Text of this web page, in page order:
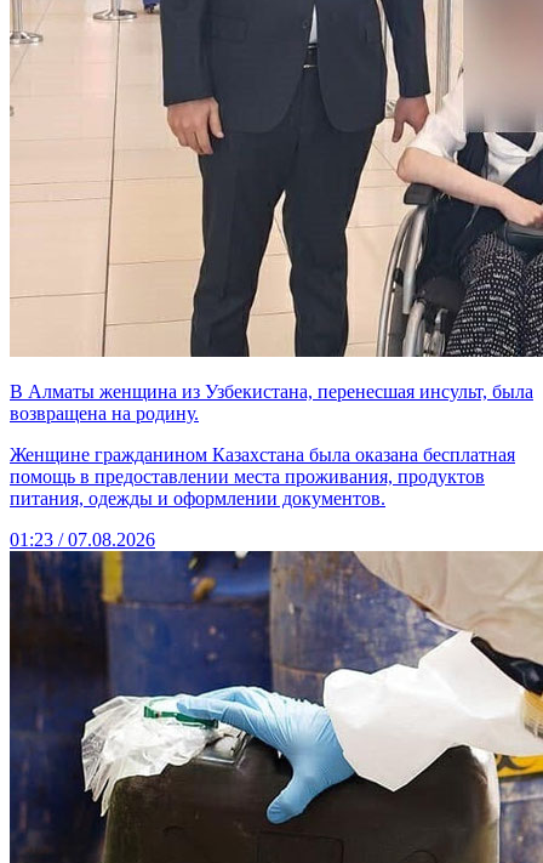
В Алматы женщина из Узбекистана, перенесшая инсульт, была
возвращена на родину.
Женщине гражданином Казахстана была оказана бесплатная
помощь в предоставлении места проживания, продуктов
питания, одежды и оформлении документов.
01:23 / 07.08.2026